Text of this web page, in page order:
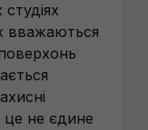
вважаються
це не єдине